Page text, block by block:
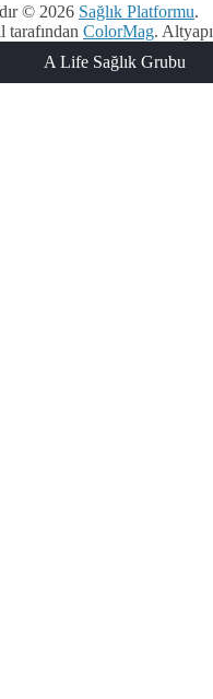
© 2026 Sağlık Platformu.
tarafından ColorMag. Altyapı
A Life Sağlık Grubu